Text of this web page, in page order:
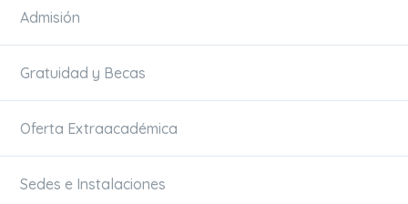
Admisión
Gratuidad y Becas
Oferta Extraacadémica
Sedes e Instalaciones